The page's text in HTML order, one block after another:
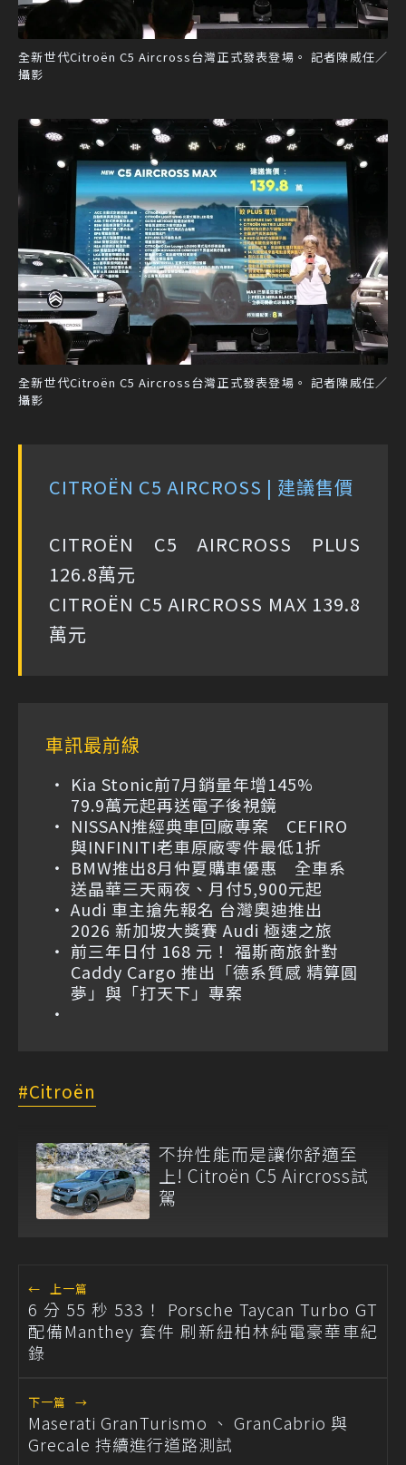
全新世代Citroën C5 Aircross台灣正式發表登場。 記者陳威任／
攝影
全新世代Citroën C5 Aircross台灣正式發表登場。 記者陳威任／
攝影
CITROËN C5 AIRCROSS | 建議售價
CITROËN C5 AIRCROSS PLUS
126.8萬元
CITROËN C5 AIRCROSS MAX 139.8
萬元
車訊最前線
Kia Stonic前7月銷量年增145%
79.9萬元起再送電子後視鏡
NISSAN推經典車回廠專案 CEFIRO
與INFINITI老車原廠零件最低1折
BMW推出8月仲夏購車優惠 全車系
送晶華三天兩夜、月付5,900元起
Audi 車主搶先報名 台灣奧迪推出
2026 新加坡大獎賽 Audi 極速之旅
前三年日付 168 元！ 福斯商旅針對
Caddy Cargo 推出「德系質感 精算圓
夢」與「打天下」專案
Citroën
不拚性能而是讓你舒適至
上! Citroën C5 Aircross試
駕
← 上一篇
6 分 55 秒 533！ Porsche Taycan Turbo GT
配備Manthey 套件 刷新紐柏林純電豪華車紀
錄
下一篇 →
Maserati GranTurismo 、 GranCabrio 與
Grecale 持續進行道路測試